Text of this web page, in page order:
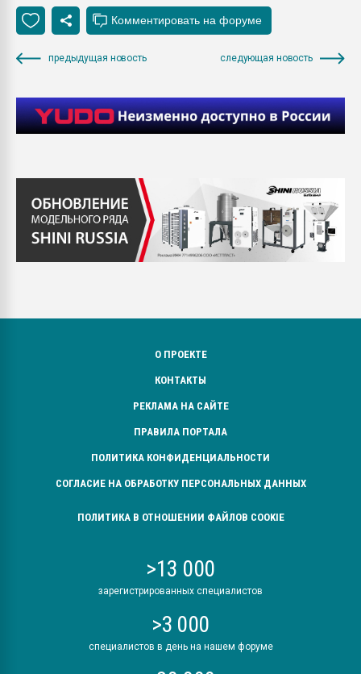
предыдущая новость следующая новость
О ПРОЕКТЕ
КОНТАКТЫ
РЕКЛАМА НА САЙТЕ
ПРАВИЛА ПОРТАЛА
ПОЛИТИКА КОНФИДЕНЦИАЛЬНОСТИ
СОГЛАСИЕ НА ОБРАБОТКУ ПЕРСОНАЛЬНЫХ ДАННЫХ
ПОЛИТИКА В ОТНОШЕНИИ ФАЙЛОВ COOKIE
>13 000
зарегистрированных специалистов
>3 000
специалистов в день на нашем форуме